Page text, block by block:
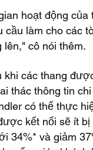
hoạt động của
cầu làm cho các
cô nói thêm.
các thang
thác thông tin
có thể thực
kết nối sẽ ít
34%* và giảm